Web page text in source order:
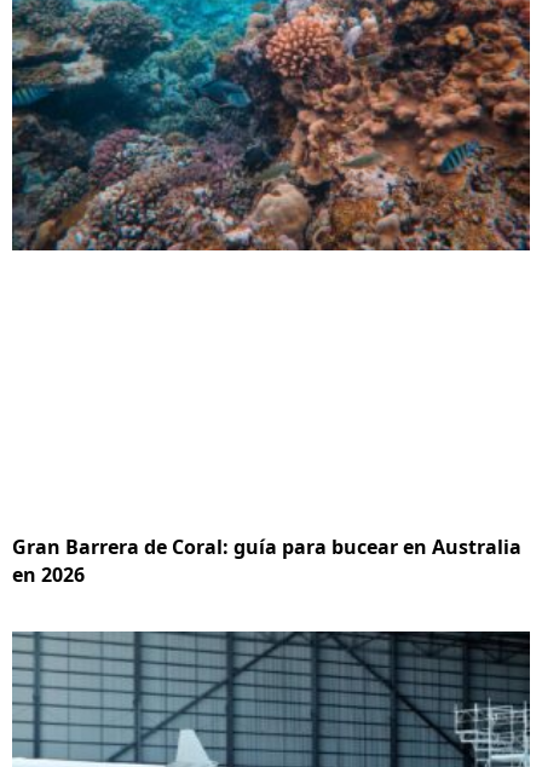
Gran Barrera de Coral: guía para bucear en Australia
en 2026